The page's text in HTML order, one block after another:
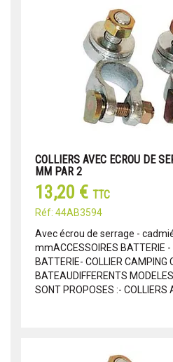
COLLIERS AVEC ECROU DE
MM PAR 2
13,20 € TTC
Réf: 44AB3594
Avec écrou de serrage -
mmACCESSOIRES BATTERIE -
BATTERIE- COLLIER CAMPING
BATEAUDIFFERENTS
SONT PROPOSES :- COLLIERS A